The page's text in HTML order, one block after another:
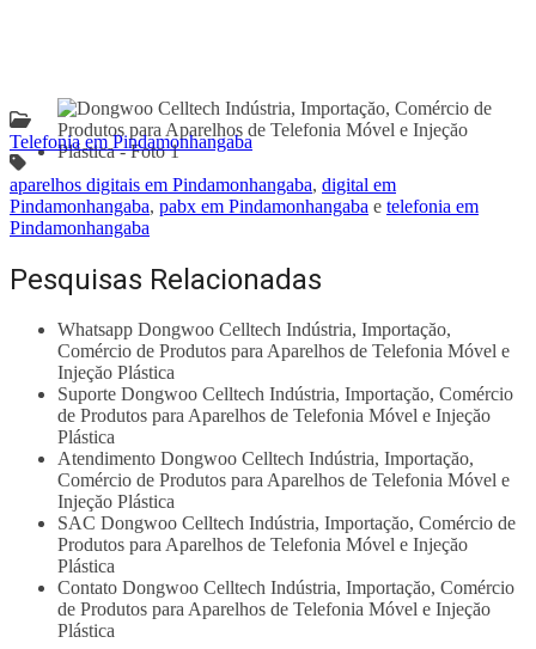
Telefonia em Pindamonhangaba
aparelhos digitais em Pindamonhangaba, digital em
Pindamonhangaba, pabx em Pindamonhangaba e telefonia em
Pindamonhangaba
Pesquisas Relacionadas
Whatsapp Dongwoo Celltech Indústria, Importaçăo,
Comércio de Produtos para Aparelhos de Telefonia Móvel e
Injeçăo Plástica
Suporte Dongwoo Celltech Indústria, Importaçăo, Comércio
de Produtos para Aparelhos de Telefonia Móvel e Injeçăo
Plástica
Atendimento Dongwoo Celltech Indústria, Importaçăo,
Comércio de Produtos para Aparelhos de Telefonia Móvel e
Injeçăo Plástica
SAC Dongwoo Celltech Indústria, Importaçăo, Comércio de
Produtos para Aparelhos de Telefonia Móvel e Injeçăo
Plástica
Contato Dongwoo Celltech Indústria, Importaçăo, Comércio
de Produtos para Aparelhos de Telefonia Móvel e Injeçăo
Plástica